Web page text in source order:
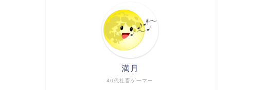
40代社畜ゲーマー
満月